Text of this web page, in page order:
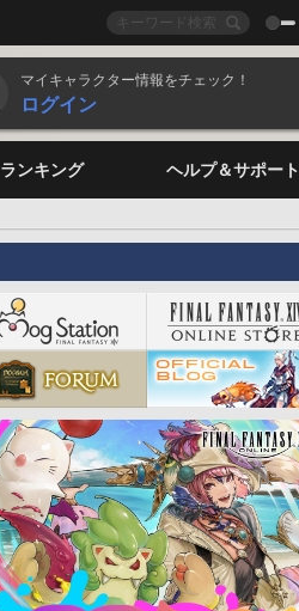
マイキャラクター情報をチェック！
ログイン
ランキング ヘルプ＆サポート